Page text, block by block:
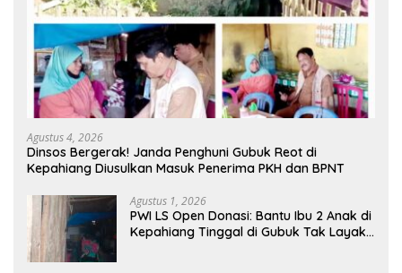
Agustus 4, 2026
Dinsos Bergerak! Janda Penghuni Gubuk Reot di
Kepahiang Diusulkan Masuk Penerima PKH dan BPNT
Agustus 1, 2026
PWI LS Open Donasi: Bantu Ibu 2 Anak di
Kepahiang Tinggal di Gubuk Tak Layak